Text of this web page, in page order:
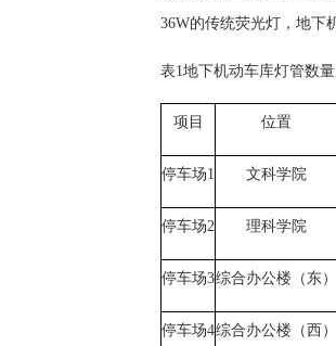
36W的传统荧光灯，地下
表1地下机动车库灯管数量
项目 位置
停车场1 文科学院
停车场2 理科学院
停车场3综合办公楼（东）
停车场4综合办公楼（西）